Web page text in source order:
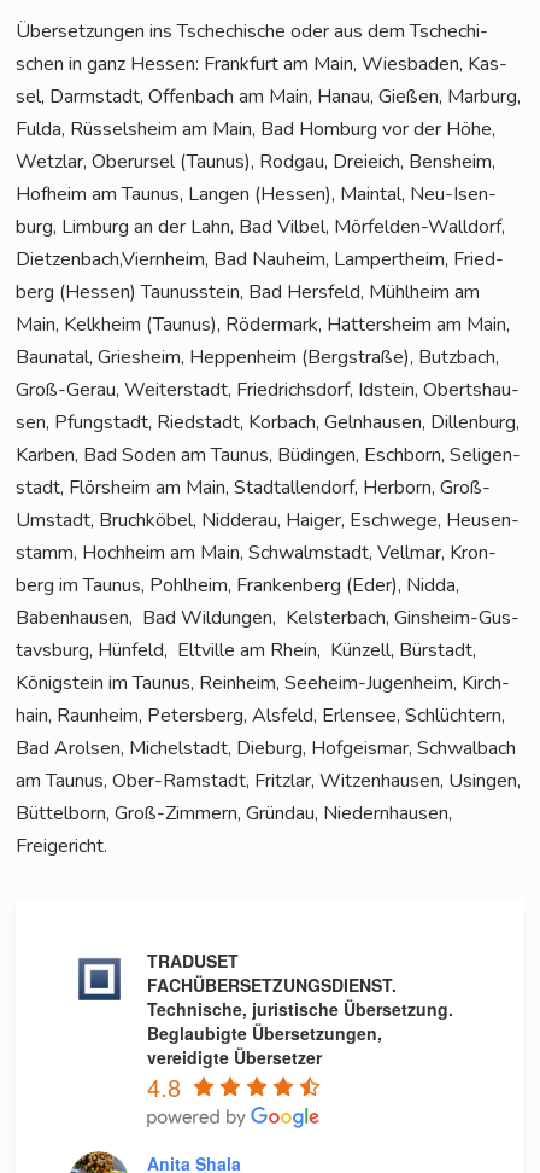
Über­set­zun­gen ins Tsche­chi­sche oder aus dem Tsche­chi­
schen in ganz Hes­sen: Frank­furt am Main, Wies­ba­den, Kas­
sel, Darm­stadt, Offen­bach am Main, Hanau, Gie­ßen, Mar­burg,
Ful­da, Rüs­sels­heim am Main, Bad Hom­burg vor der Höhe,
Wetz­lar, Ober­ur­sel (Tau­nus), Rod­gau, Drei­eich, Bens­heim,
Hof­heim am Tau­nus, Lan­gen (Hes­sen), Main­tal, Neu-Isen­
burg, Lim­burg an der Lahn, Bad Vil­bel, Mör­fel­den-Wall­dorf,
Dietzenbach,Viernheim, Bad Nau­heim, Lam­pert­heim, Fried­
berg (Hes­sen) Tau­nus­stein, Bad Hers­feld, Mühl­heim am
Main, Kelk­heim (Tau­nus), Röder­mark, Hat­ters­heim am Main,
Bau­na­tal, Gries­heim, Hep­pen­heim (Berg­stra­ße), Butz­bach,
Groß-Gerau, Wei­ter­stadt, Fried­richs­dorf, Idstein, Oberts­hau­
sen, Pfung­stadt, Ried­stadt, Kor­bach, Geln­hau­sen, Dil­len­burg,
Kar­ben, Bad Soden am Tau­nus, Büdin­gen, Esch­born, Seli­gen­
stadt, Flörs­heim am Main, Stadt­al­len­dorf, Her­born, Groß-
Umstadt, Bruch­kö­bel, Nid­der­au, Hai­ger, Esch­we­ge, Heu­sen­
stamm, Hoch­heim am Main, Schwalm­stadt, Vell­mar, Kron­
berg im Tau­nus, Pohl­heim, Fran­ken­berg (Eder), Nid­da,
Baben­hau­sen, Bad Wil­dun­gen, Kels­ter­bach, Gins­heim-Gus­
tavs­burg, Hün­feld, Elt­ville am Rhein, Kün­zell, Bür­stadt,
König­stein im Tau­nus, Rein­heim, See­heim-Jugenheim, Kirch­
hain, Raun­heim, Peters­berg, Als­feld, Erlen­see, Schlüch­tern,
Bad Arol­sen, Michel­stadt, Die­burg, Hof­geis­mar, Schwal­bach
am Tau­nus, Ober-Ram­stadt, Fritz­lar, Wit­zen­hau­sen, Usin­gen,
Büt­tel­born, Groß-Zim­mern, Gründau, Nie­dern­hau­sen,
Freigericht.
TRADUSET
FACHÜBERSETZUNGSDIENST.
Technische, juristische Übersetzung.
Beglaubigte Übersetzungen,
vereidigte Übersetzer
4.8
Anita Shala